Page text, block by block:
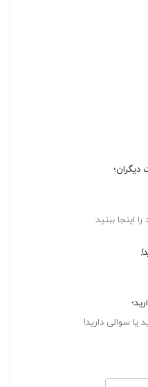
دیگران؛
اینجا ببنید.
یا سوالی دارید!